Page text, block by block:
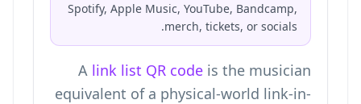
Spotify, Apple Music, YouTube, Bandcamp,
merch, tickets, or socials.
A link list QR code is the musician
equivalent of a physical-world link-in-